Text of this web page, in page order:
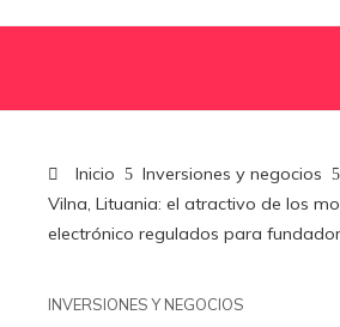
Inicio
Inversiones y negocios
Vilna, Lituania: el atractivo de los
electrónico regulados para
INVERSIONES Y NEGOCIOS